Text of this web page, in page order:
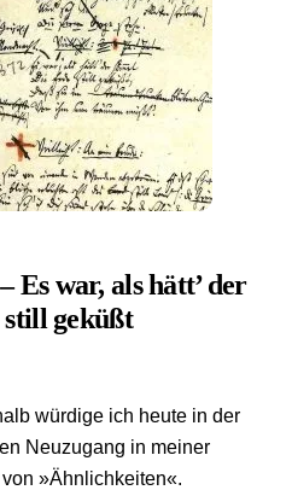
war, als hätt’ der
geküßt
würdige ich heute in der
Neuzugang in meiner
»Ähnlichkeiten«.